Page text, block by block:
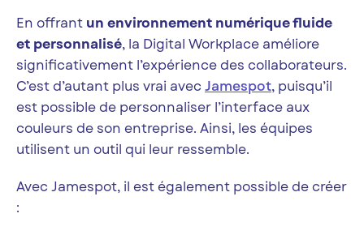
En offrant un environnement numérique fluide
et personnalisé, la Digital Workplace améliore
significativement l’expérience des collaborateurs.
C’est d’autant plus vrai avec Jamespot, puisqu’il
est possible de personnaliser l’interface aux
couleurs de son entreprise. Ainsi, les équipes
utilisent un outil qui leur ressemble.
Avec Jamespot, il est également possible de créer
: